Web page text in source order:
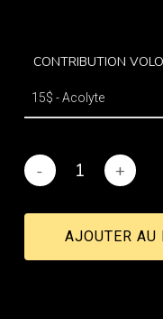
CONTRIBUTION
AJOUTER AU